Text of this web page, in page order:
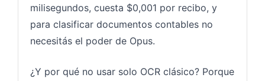
milisegundos, cuesta $0,001 por recibo, y
para clasificar documentos contables no
necesitás el poder de Opus.
¿Y por qué no usar solo OCR clásico? Porque